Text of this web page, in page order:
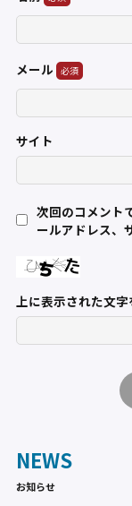
メール
サイト
次回のコメント
ールアドレス、
上に表示された文字
NEWS
お知らせ